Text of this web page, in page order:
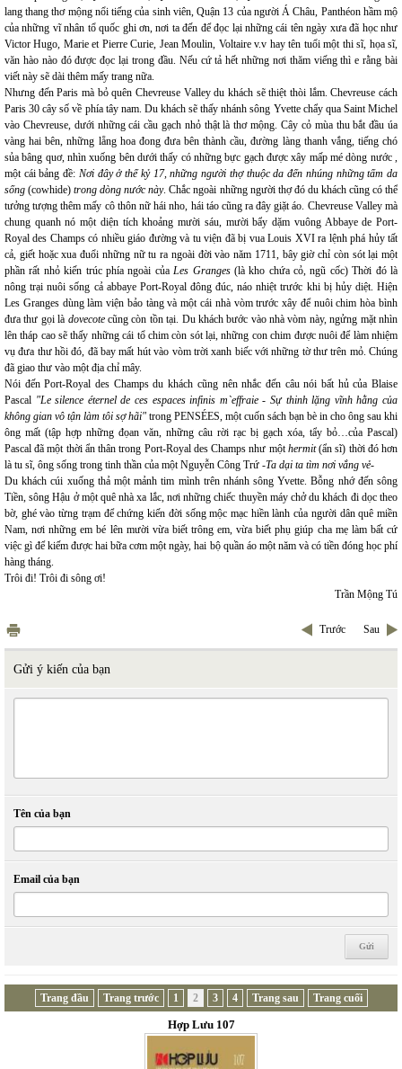
lang thang thơ mộng nổi tiếng của sinh viên, Quận 13 của người Á Châu, Panthéon hầm mộ
của những vĩ nhân tổ quốc ghi ơn, nơi ta đến để đọc lại những cái tên ngày xưa đã học như
Victor Hugo, Marie et Pierre Curie, Jean Moulin, Voltaire v.v hay tên tuổi một thi sĩ, họa sĩ,
văn hào nào đó được đọc lại trong đầu. Nếu cứ tả hết những nơi thăm viếng thì e rằng bài
viết này sẽ dài thêm mấy trang nữa.
Nhưng đến Paris mà bỏ quên Chevreuse Valley du khách sẽ thiệt thòi lắm. Chevreuse cách
Paris 30 cây số về phía tây nam. Du khách sẽ thấy nhánh sông Yvette chẩy qua Saint Michel
vào Chevreuse, dưới những cái cầu gạch nhỏ thật là thơ mộng. Cây cỏ mùa thu bắt đầu úa
vàng hai bên, những lẵng hoa đong đưa bên thành cầu, đường làng thanh vắng, tiếng chó
sủa bâng quơ, nhìn xuống bên dưới thấy có những bực gạch được xây mấp mé dòng nước ,
một cái bảng đề: Nơi đây ở thế kỷ 17, những người thợ thuộc da đến nhúng những tấm da
sống(cowhide) trong dòng nước này. Chắc ngoài những người thợ đó du khách cũng có thể
tưởng tượng thêm mấy cô thôn nữ hái nho, hái táo cũng ra đây giặt áo. Chevreuse Valley mà
chung quanh nó một diện tích khoảng mười sáu, mười bẩy dặm vuông Abbaye de Port-
Royal des Champs có nhiều giáo đường và tu viện đã bị vua Louis XVI ra lệnh phá hủy tất
cả, giết hoặc xua đuổi những nữ tu ra ngoài đời vào năm 1711, bây giờ chỉ còn sót lại một
phần rất nhỏ kiến trúc phía ngoài củaLes Granges(là kho chứa cỏ, ngũ cốc) Thời đó là
nông trại nuôi sống cả abbaye Port-Royal đông đúc, náo nhiệt trước khi bị hủy diệt. Hiện
Les Granges dùng làm viện bảo tàng và một cái nhà vòm trước xây để nuôi chim hòa bình
đưa thư gọi là dovecotecũng còn tồn tại. Du khách bước vào nhà vòm này, ngửng mặt nhìn
lên tháp cao sẽ thấy những cái tổ chim còn sót lại, những con chim được nuôi để làm nhiệm
vụ đưa thư hồi đó, đã bay mất hút vào vòm trời xanh biếc với những tờ thư trên mỏ. Chúng
đã giao thư vào một địa chỉ mây.
Nói đến Port-Royal des Champs du khách cũng nên nhắc đến câu nói bất hủ của Blaise
Pascal "Le silence éternel de ces espaces infinis m`effraie - Sự thinh lặng vĩnh hằng của
không gian vô tận làm tôi sợ hãi" trong PENSÉES, một cuốn sách bạn bè in cho ông sau khi
ông mất (tập hợp những đọan văn, những câu rời rạc bị gạch xóa, tẩy bỏ…của Pascal)
Pascal đã một thời ẩn thân trong Port-Royal des Champs như mộthermit(ẩn sĩ) thời đó hơn
là tu sĩ, ông sống trong tinh thần của một Nguyễn Công Trứ -Ta dại ta tìm nơi vắng vẻ-
Du khách cúi xuống thả một mảnh tim mình trên nhánh sông Yvette. Bỗng nhớ đến sông
Tiền, sông Hậu ở một quê nhà xa lắc, nơi những chiếc thuyền máy chở du khách đi dọc theo
bờ, ghé vào từng trạm để chứng kiến đời sống mộc mạc hiền lành của người dân quê miền
Nam, nơi những em bé lên mười vừa biết trông em, vừa biết phụ giúp cha mẹ làm bất cứ
việc gì để kiếm được hai bữa cơm một ngày, hai bộ quần áo một năm và có tiền đóng học phí
hàng tháng.
Trôi đi! Trôi đi sông ơi!
Trần Mộng Tú
Trước Sau
Gửi ý kiến của bạn
Tên của bạn
Email của bạn
Trang đầu Trang trước 1 2 3 4 Trang sau Trang cuối
Hợp Lưu 107